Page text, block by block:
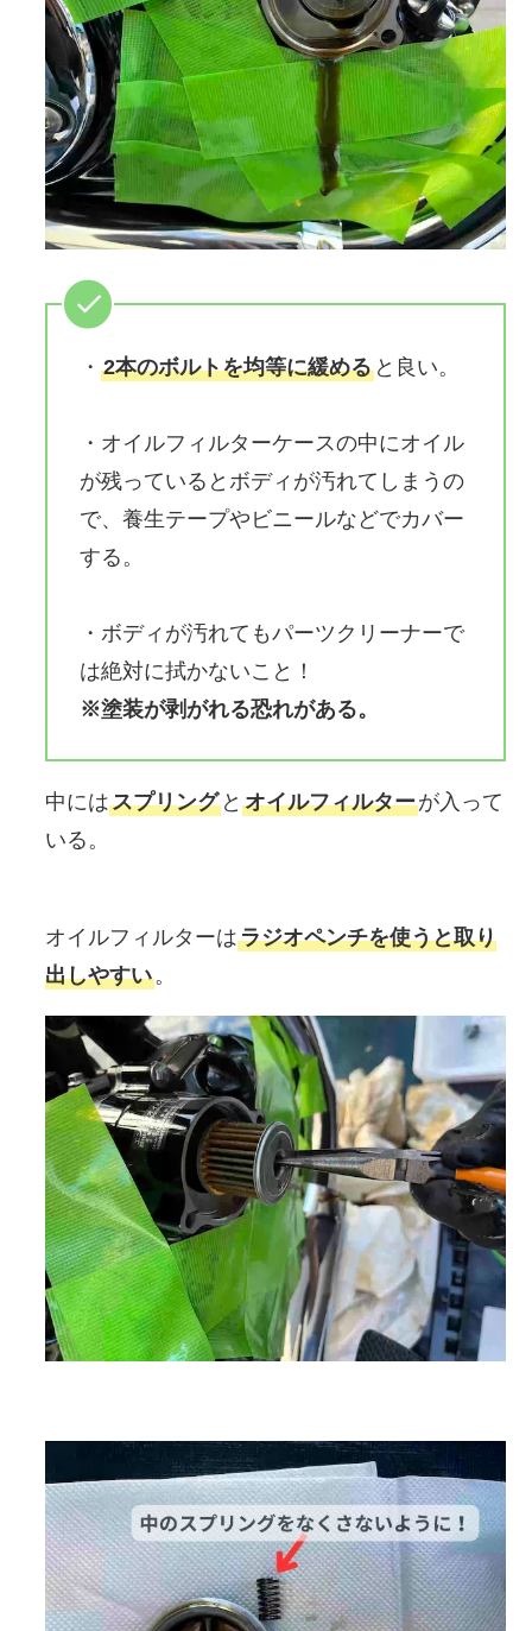
・2本のボルトを均等に緩める と良い。
・オイルフィルターケースの中にオイル
が残っているとボディが汚れてしまうの
で、養生テープやビニールなどでカバー
する。
・ボディが汚れてもパーツクリーナーで
は絶対に拭かないこと！
※塗装が剥がれる恐れがある。
中にはスプリング とオイルフィルターが入って
いる。
オイルフィルターはラジオペンチを使うと取り
出しやすい。